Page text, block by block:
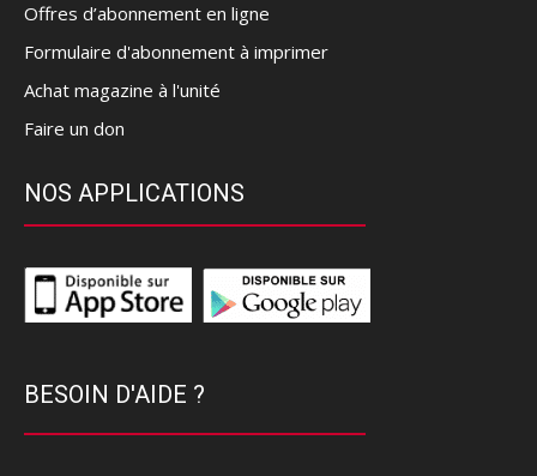
Offres d’abonnement en ligne
Formulaire d'abonnement à imprimer
Achat magazine à l'unité
Faire un don
NOS APPLICATIONS
BESOIN D'AIDE ?